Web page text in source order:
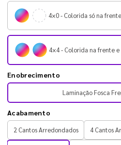
4×0 - Colorida só na
4×4 - Colorida na frente e
Enobrecimento
Laminação Fosca
Acabamento
2 Cantos Arredondados 4 Cantos